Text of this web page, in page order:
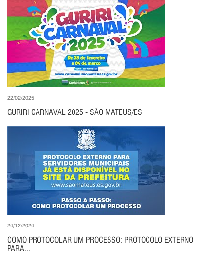
22/02/2025
GURIRI CARNAVAL 2025 - SÃO MATEUS/ES
24/12/2024
COMO PROTOCOLAR UM PROCESSO: PROTOCOLO EXTERNO
PARA...